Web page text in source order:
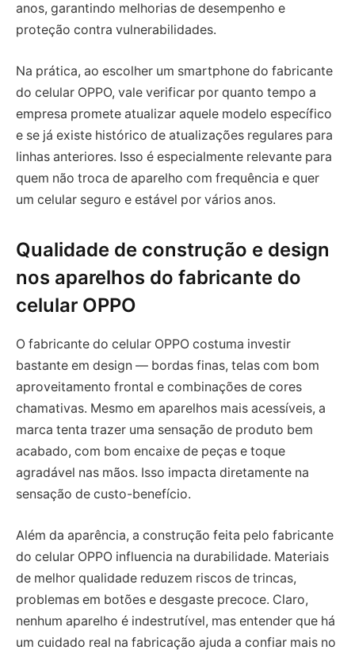
anos, garantindo melhorias de desempenho e
proteção contra vulnerabilidades.
Na prática, ao escolher um smartphone do fabricante
do celular OPPO, vale verificar por quanto tempo a
empresa promete atualizar aquele modelo específico
e se já existe histórico de atualizações regulares para
linhas anteriores. Isso é especialmente relevante para
quem não troca de aparelho com frequência e quer
um celular seguro e estável por vários anos.
Qualidade de construção e design
nos aparelhos do fabricante do
celular OPPO
O fabricante do celular OPPO costuma investir
bastante em design — bordas finas, telas com bom
aproveitamento frontal e combinações de cores
chamativas. Mesmo em aparelhos mais acessíveis, a
marca tenta trazer uma sensação de produto bem
acabado, com bom encaixe de peças e toque
agradável nas mãos. Isso impacta diretamente na
sensação de custo-benefício.
Além da aparência, a construção feita pelo fabricante
do celular OPPO influencia na durabilidade. Materiais
de melhor qualidade reduzem riscos de trincas,
problemas em botões e desgaste precoce. Claro,
nenhum aparelho é indestrutível, mas entender que há
um cuidado real na fabricação ajuda a confiar mais no